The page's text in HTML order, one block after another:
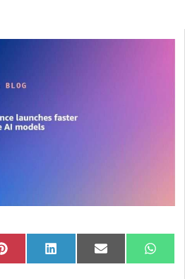
Compartir
en
PinterestCompartir
en
LinkedInCompartir
en
Email
en